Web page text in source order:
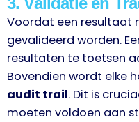
Voordat een resultaat
gevalideerd worden.
resultaten te toetsen
Bovendien wordt elke
audit trail. Dit is
moeten voldoen aan